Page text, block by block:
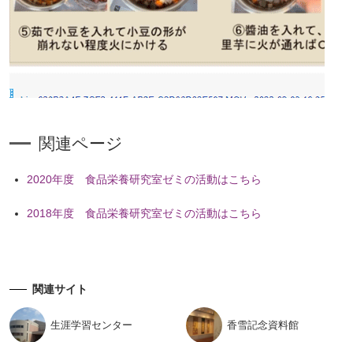
関連ページ
2020年度 食品栄養研究室ゼミの活動はこちら
2018年度 食品栄養研究室ゼミの活動はこちら
関連サイト
生涯学習センター 香雪記念資料館